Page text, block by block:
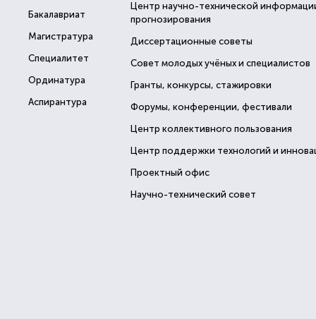
Бакалавриат
Магистратура
Специалитет
Ординатура
Аспирантура
Центр научно-технической
прогнозирования
Диссертационные советы
Совет молодых учёных и специалистов
Гранты, конкурсы, стажировки
Форумы, конференции, фестивали
Центр коллективного пользования
Центр поддержки технологий и
Проектный офис
Научно-технический совет